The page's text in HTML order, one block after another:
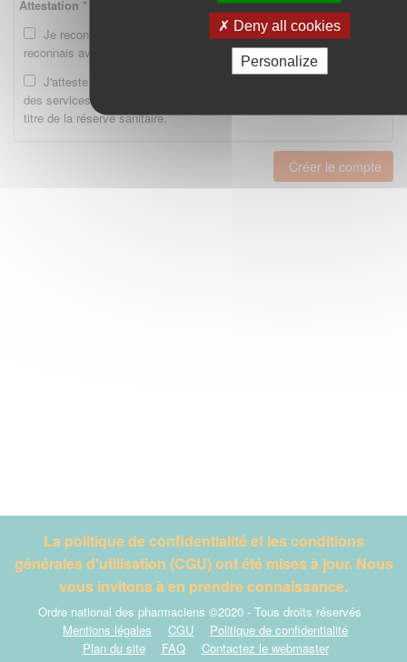
Deny all cookies
Personalize
Attestation *
Je reconnais avoir lu la Politique de confidentialité et je
reconnais avoir lu et accepté les CGU.
J'atteste être enregistré en tant qu'Etudiant ou Interne auprès
des services compétents de l'Ordre national des pharmaciens au
titre de la réserve sanitaire.
Créer le compte
La politique de confidentialité et les conditions
générales d'utilisation (CGU) ont été mises à jour. Nous
vous invitons à en prendre connaissance.
Ordre national des pharmaciens ©2020 - Tous droits réservés
Mentions légales
CGU
Politique de confidentialité
Plan du site
FAQ Contactez le webmaster